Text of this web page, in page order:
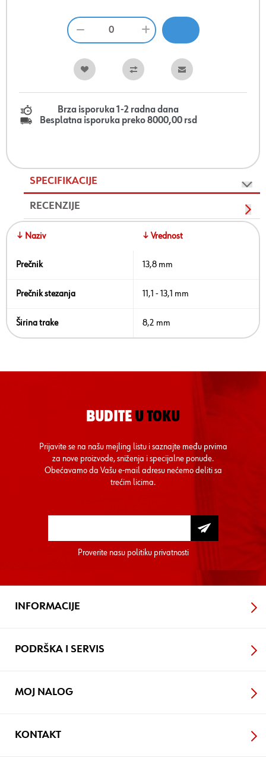
Brza isporuka 1-2 radna dana
Besplatna isporuka preko 8000,00 rsd
SPECIFIKACIJE
RECENZIJE
↓ Naziv ↓ Vrednost
Prečnik 13,8 mm
Prečnik stezanja 11,1 - 13,1 mm
Širina trake 8,2 mm
BUDITE U TOKU
Prijavite se na našu mejling listu i saznajte među prvima
za nove proizvode, sniženja i specijalne ponude.
Obećavamo da Vašu e-mail adresu nećemo deliti sa
trećim licima.
Proverite nasu politiku privatnosti
INFORMACIJE
PODRŠKA I SERVIS
MOJ NALOG
KONTAKT